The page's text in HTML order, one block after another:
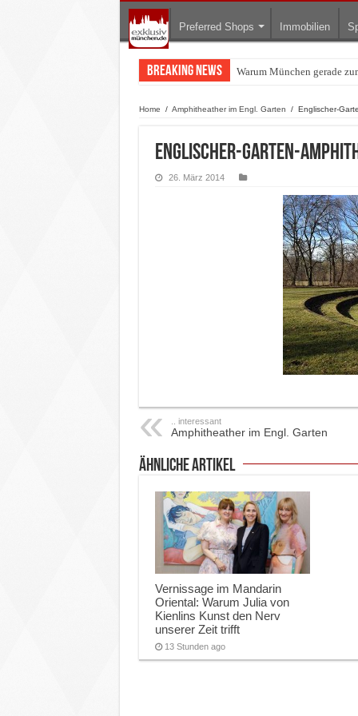
Preferred Shops Immobilien
Breaking News Warum München gerade
BMW Art Cars in
Home / Amphitheather im Engl. Garten / Englischer-
Englischer-Garten-
26. März 2014
.. interessant
Amphitheather im Engl. Garten
ähnliche Artikel
Vernissage im Mandarin
Oriental: Warum Julia von
Kienlins Kunst den Nerv
unserer Zeit trifft
13 Stunden ago